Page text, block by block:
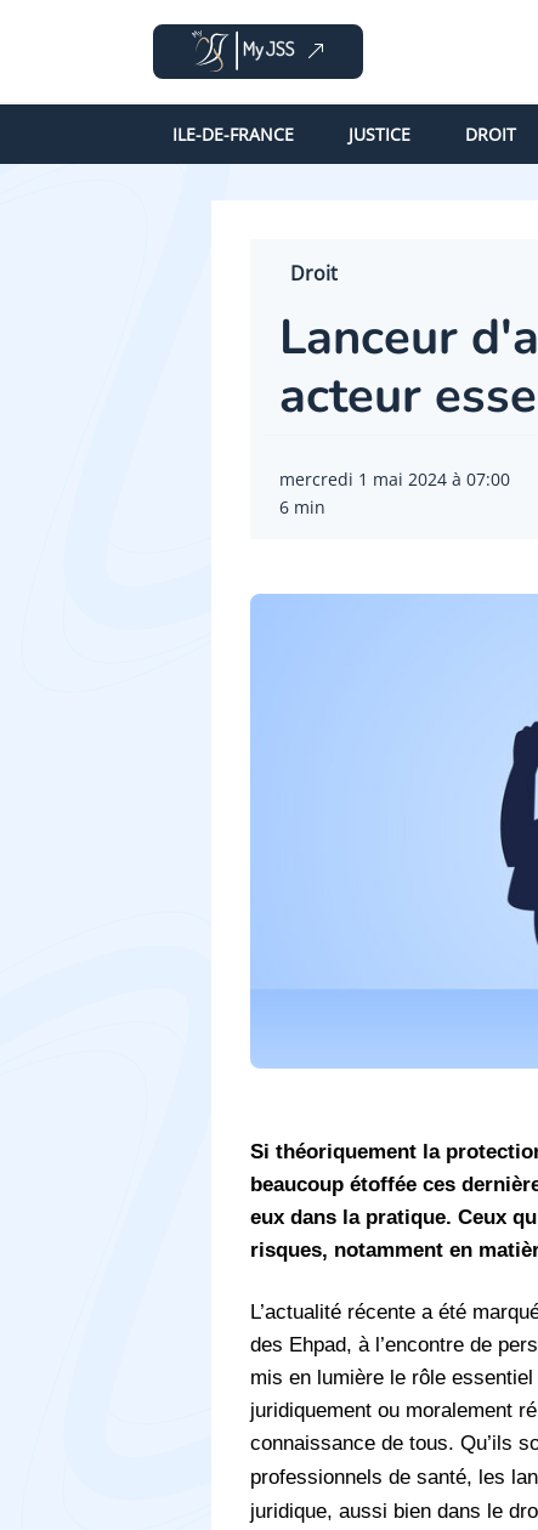
ILE-DE-FRANCE JUSTICE DROIT
Droit
Lanceur
acteur
mercredi 1 mai 2024 à 07:00
6 min
Si théoriquement la
beaucoup étoffée ces
eux dans la pratique. Ceux
risques, notamment en
L’actualité récente a été
des Ehpad, à l’encontre de
mis en lumière le rôle
juridiquement ou moralement
connaissance de tous. Qu’ils
professionnels de santé, les
juridique, aussi bien dans le